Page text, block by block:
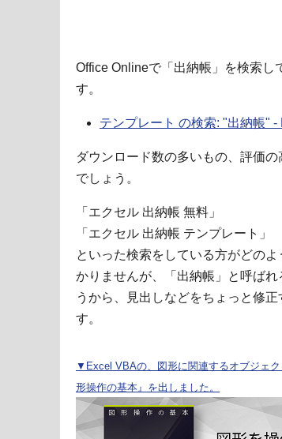
Office Onlineで「出納帳」を検索し
す。
テンプレート の検索: "出納帳"
ダウンロード数の多いもの、評価
でしょう。
「エクセル 出納帳 無料」
「エクセル 出納帳 テンプレート」
といった検索をしている方がどの
かりませんが、「出納帳」と呼ば
うから、見出しなどをちょっと修
す。
▼Excel VBAの、図形に関連するオブジェ
形操作の基本』を出しました。